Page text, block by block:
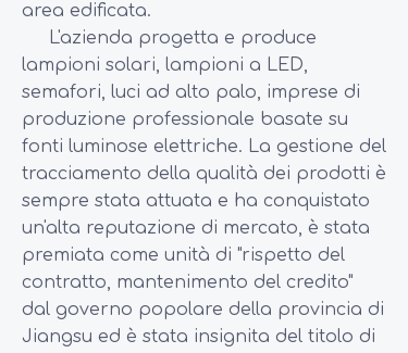
area edificata.
L'azienda progetta e produce
lampioni solari, lampioni a LED,
semafori, luci ad alto palo, imprese di
produzione professionale basate su
fonti luminose elettriche. La gestione del
tracciamento della qualità dei prodotti è
sempre stata attuata e ha conquistato
un'alta reputazione di mercato, è stata
premiata come unità di "rispetto del
contratto, mantenimento del credito"
dal governo popolare della provincia di
Jiangsu ed è stata insignita del titolo di